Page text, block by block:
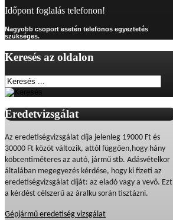
Időpont foglalás telefonon!
Nagyobb csoport esetén telefonos egyeztetés
szükséges.
Keresés az oldalon
Eredetvizsgálat
Az eredetiségvizsgálat díja jelenleg 19000 Ft és
30000 Ft közöt változik, attól függően,hogy hány
köbcentiméteres az autó, jármű stb. Adásvételkor
általában megegyezés kérdése, hogy ki fizeti az
eredetiségvizsgálat díját: az eladó vagy a vevő. Ezt
a kérdést célszerű az áralku során tisztázni.
Gépjármű eredetiség vizsgálat